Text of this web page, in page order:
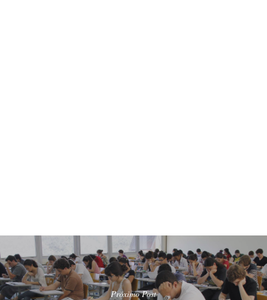
Próximo Post